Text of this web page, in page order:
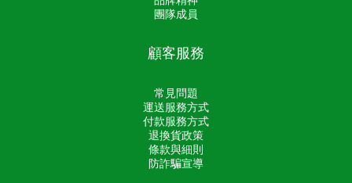
團隊成員
顧客服務
常見問題
運送服務方式
付款服務方式
退換貨政策
條款與細則
防詐騙宣導